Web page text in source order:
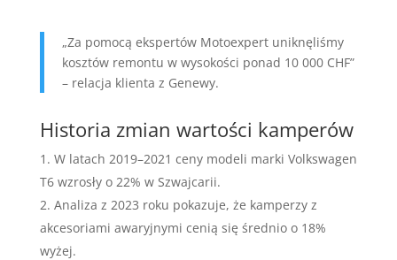
„Za pomocą ekspertów Motoexpert uniknęliśmy
kosztów remontu w wysokości ponad 10 000 CHF”
– relacja klienta z Genewy.
Historia zmian wartości kamperów
W latach 2019–2021 ceny modeli marki Volkswagen
T6 wzrosły o 22% w Szwajcarii.
Analiza z 2023 roku pokazuje, że kamperzy z
akcesoriami awaryjnymi cenią się średnio o 18%
wyżej.